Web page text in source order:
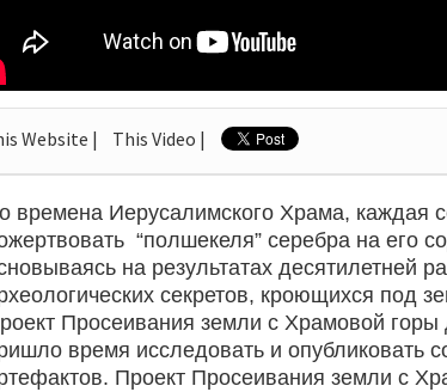
Website | This Video |
времена Иерусалимского Храма, каждая
“полшекеля” серебра на его
на результатах десятилетней
секретов, кроющихся под
Просеивания земли с Храмовой горы
время исследовать и опубликовать
Проект Просеивания земли с